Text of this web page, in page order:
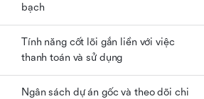
bạch
Tính năng cốt lõi gắn liền với việc
thanh toán và sử dụng
Ngân sách dự án gốc và theo dõi chi